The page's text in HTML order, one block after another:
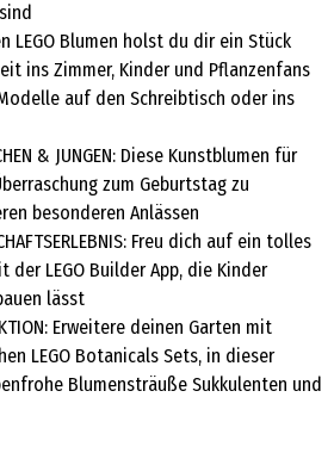
LEGO Blumen holst du dir ein Stück
ins Zimmer, Kinder und Pflanzenfans
auf den Schreibtisch oder ins
& JUNGEN: Diese Kunstblumen für
zum Geburtstag zu
besonderen Anlässen
Freu dich auf ein tolles
der LEGO Builder App, die Kinder
lässt
Erweitere deinen Garten mit
LEGO Botanicals Sets, in dieser
Blumensträuße Sukkulenten und